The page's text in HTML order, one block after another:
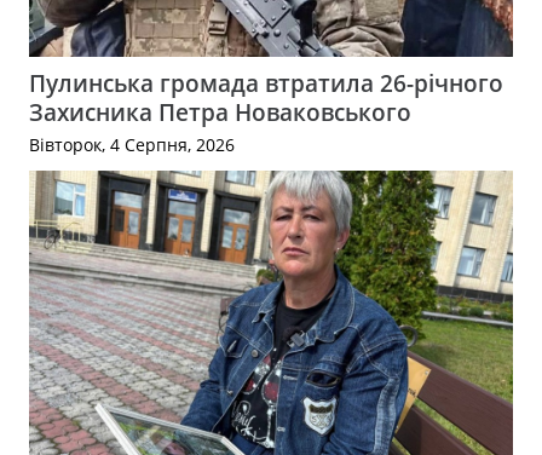
Пулинська громада втратила 26-річного
Захисника Петра Новаковського
Вівторок, 4 Серпня, 2026